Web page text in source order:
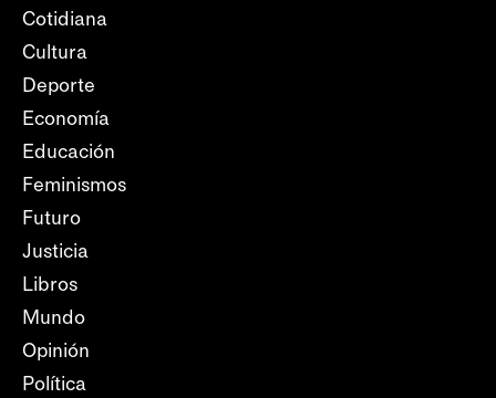
Cotidiana
Cultura
Deporte
Economía
Educación
Feminismos
Futuro
Justicia
Libros
Mundo
Opinión
Política